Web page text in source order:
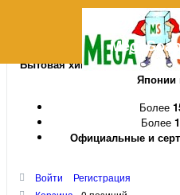
Бытовая химия и косметика
Японии
Более
Более
Официальные и
Войти
Регистрация